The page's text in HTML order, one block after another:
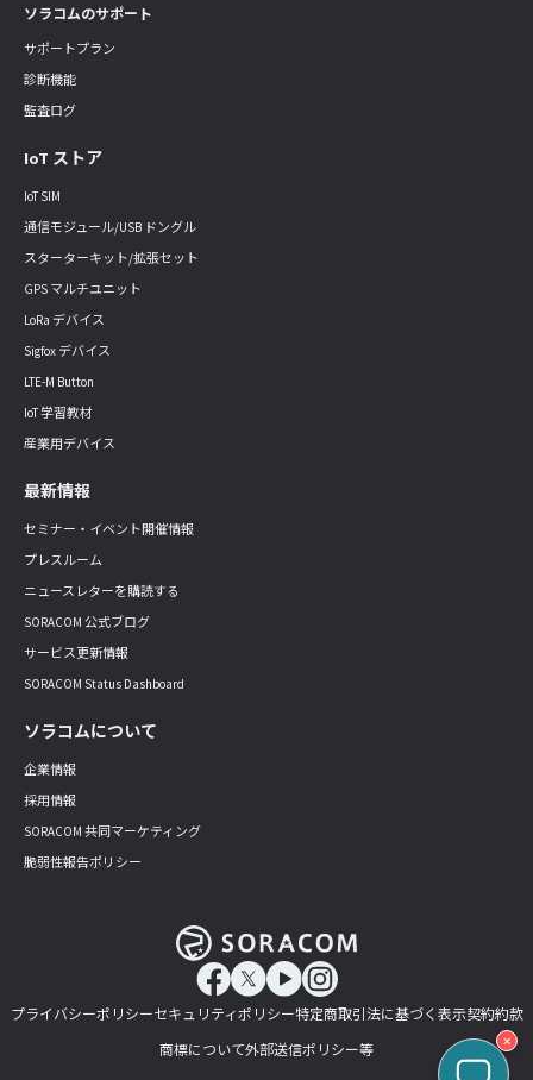
ソラコムのサポート
サポートプラン
診断機能
監査ログ
IoT ストア
IoT SIM
通信モジュール/USB ドングル
スターターキット/拡張セット
GPS マルチユニット
LoRa デバイス
Sigfox デバイス
LTE-M Button
IoT 学習教材
産業用デバイス
最新情報
セミナー・イベント開催情報
プレスルーム
ニュースレターを購読する
SORACOM 公式ブログ
サービス更新情報
SORACOM Status Dashboard
ソラコムについて
企業情報
採用情報
SORACOM 共同マーケティング
脆弱性報告ポリシー
プライバシーポリシーセキュリティポリシー特定商取引法に基づく表示契約約款
商標について外部送信ポリシー等 ✕